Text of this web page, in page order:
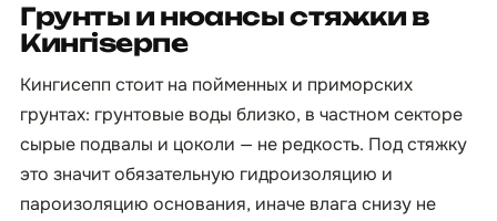
Грунты и нюансы стяжки в
Кингisepпе
Кингисепп стоит на пойменных и приморских
грунтах: грунтовые воды близко, в частном секторе
сырые подвалы и цоколи — не редкость. Под стяжку
это значит обязательную гидроизоляцию и
пароизоляцию основания, иначе влага снизу не